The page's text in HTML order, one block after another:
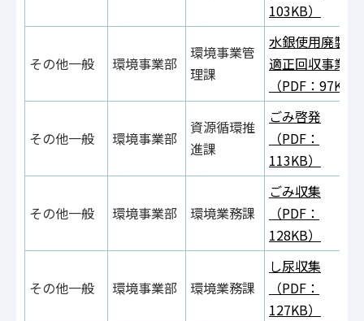
103KB）
その他一般 環境事業部
環境事業管
理課
水銀使用廃製品
適正回収事業
（PDF：97KB）
その他一般 環境事業部
資源循環推
進課
ごみ啓発
（PDF：
113KB）
その他一般 環境事業部 環境業務課
ごみ収集
（PDF：
128KB）
その他一般 環境事業部 環境業務課
し尿収集
（PDF：
127KB）